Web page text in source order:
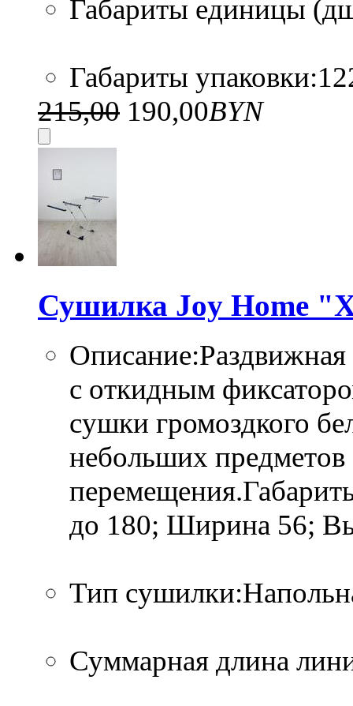
Габариты единицы
Габариты
215,00 190,00BYN
Сушилка Joy Home
Описание:Раздвижная
с откидным
сушки громоздкого
небольших предметов
до 180; Ширина 56;
Тип
Суммарная длина